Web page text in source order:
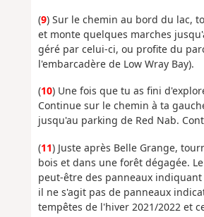
(9) Sur le chemin au bord du lac,
et monte quelques marches
géré par celui-ci, ou profite du
l'embarcadère de Low Wray Bay).
(10) Une fois que tu as fini
Continue sur le chemin à ta
jusqu'au parking de Red Nab.
(11) Juste après Belle Grange,
bois et dans une forêt dégagée.
peut-être des panneaux indiquant
il ne s'agit pas de panneaux
tempêtes de l'hiver 2021/2022 et